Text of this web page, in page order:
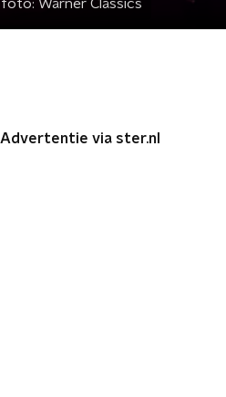
foto: Warner Classics
Advertentie via ster.nl